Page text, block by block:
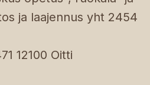
ja laajennus yht 2454
12100 Oitti